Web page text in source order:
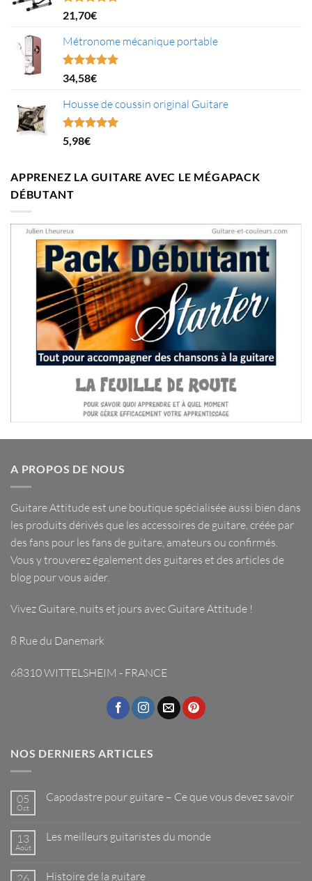
Note5.00
sur 5
21,70€
Métronome mécanique portable
Note5.00
sur 5
34,58€
Housse de coussin original Guitare
Note5.00
sur 5
5,98€
APPRENEZ LA GUITARE AVEC LE MÉGAPACK
DÉBUTANT
A PROPOS DE NOUS
Guitare Attitude est une boutique spécialisée aussi bien dans
les produits dérivés que les accessoires de guitare , créée par
des fans pour les fans de guitare, amateurs ou confirmés.
Vous y trouverez également des guitares et des articles de
blog pour vous aider.
Vivez Guitare, nuits et jours avec Guitare Attitude !
8 Rue du Danemark
68310 WITTELSHEIM - FRANCE
NOS DERNIERS ARTICLES
05
Oct
Capodastre pour guitare – Ce que vous devez savoir
Capodastre
Ce
13
Août
Les meilleurs guitaristes du monde
Les
26 Histoire de la guitare